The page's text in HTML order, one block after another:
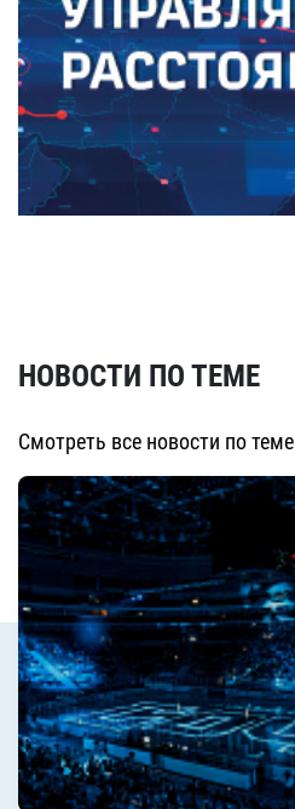
НОВОСТИ ПО ТЕМЕ
Смотреть все новости по теме